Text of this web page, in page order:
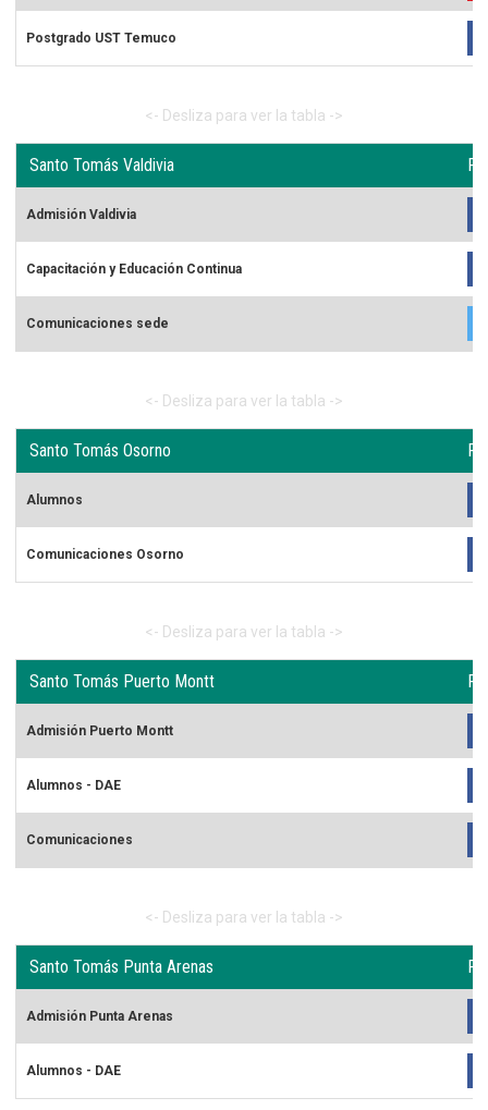
Postgrado UST Temuco
Santo Tomás Valdivia
Admisión Valdivia
Capacitación y Educación Continua
Comunicaciones sede
Santo Tomás Osorno
Alumnos
Comunicaciones Osorno
Santo Tomás Puerto Montt
Admisión Puerto Montt
Alumnos - DAE
Comunicaciones
Santo Tomás Punta Arenas
Admisión Punta Arenas
Alumnos - DAE